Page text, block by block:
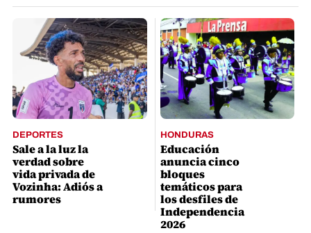
DEPORTES
Sale a la luz la
verdad sobre
vida privada de
Vozinha: Adiós a
rumores
HONDURAS
Educación
anuncia cinco
bloques
temáticos para
los desfiles de
Independencia
2026